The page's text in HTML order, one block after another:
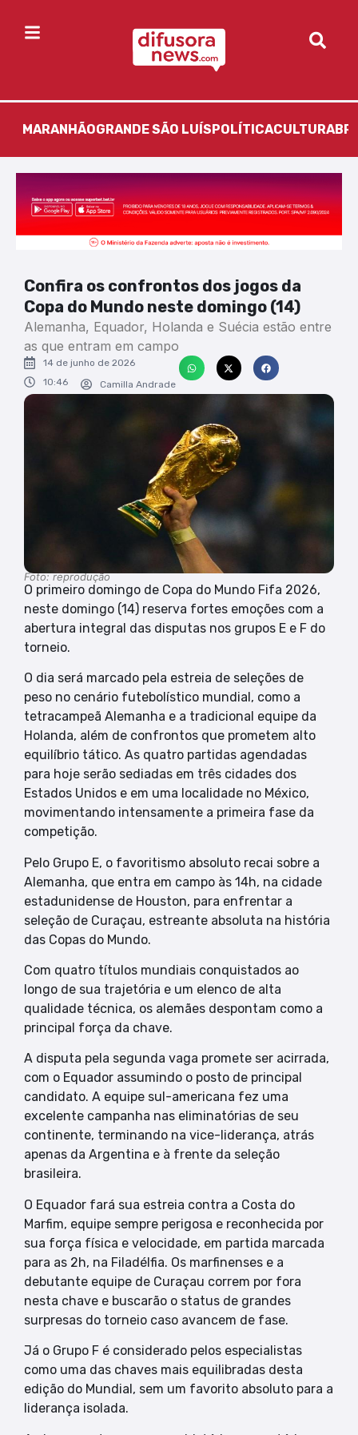
MARANHÃOGRANDE SÃO LUÍS POLÍTICACULTURA
Confira os confrontos dos jogos da
Copa do Mundo neste domingo (14)
Alemanha, Equador, Holanda e Suécia estão entre
as que entram em campo
14 de junho de 2026
10:46
Camilla Andrade
Foto: reprodução
O primeiro domingo de Copa do Mundo Fifa 2026,
neste domingo (14) reserva fortes emoções com a
abertura integral das disputas nos grupos E e F do
torneio.
O dia será marcado pela estreia de seleções de
peso no cenário futebolístico mundial, como a
tetracampeã Alemanha e a tradicional equipe da
Holanda, além de confrontos que prometem alto
equilíbrio tático. As quatro partidas agendadas
para hoje serão sediadas em três cidades dos
Estados Unidos e em uma localidade no México,
movimentando intensamente a primeira fase da
competição.
Pelo Grupo E, o favoritismo absoluto recai sobre a
Alemanha, que entra em campo às 14h, na cidade
estadunidense de Houston, para enfrentar a
seleção de Curaçau, estreante absoluta na história
das Copas do Mundo.
Com quatro títulos mundiais conquistados ao
longo de sua trajetória e um elenco de alta
qualidade técnica, os alemães despontam como a
principal força da chave.
A disputa pela segunda vaga promete ser acirrada,
com o Equador assumindo o posto de principal
candidato. A equipe sul-americana fez uma
excelente campanha nas eliminatórias de seu
continente, terminando na vice-liderança, atrás
apenas da Argentina e à frente da seleção
brasileira.
O Equador fará sua estreia contra a Costa do
Marfim, equipe sempre perigosa e reconhecida por
sua força física e velocidade, em partida marcada
para as 2h, na Filadélfia. Os marfinenses e a
debutante equipe de Curaçau correm por fora
nesta chave e buscarão o status de grandes
surpresas do torneio caso avancem de fase.
Já o Grupo F é considerado pelos especialistas
como uma das chaves mais equilibradas desta
edição do Mundial, sem um favorito absoluto para a
liderança isolada.